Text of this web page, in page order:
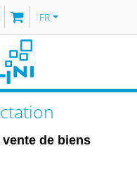
FR
de biens